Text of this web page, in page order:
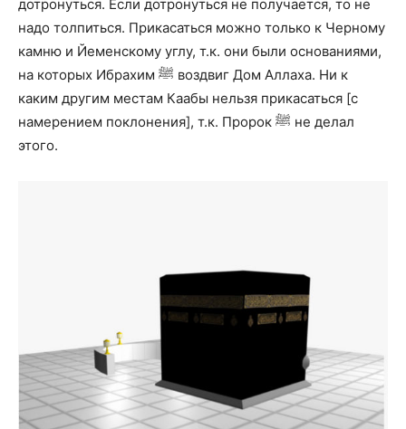
дотронуться. Если дотронуться не получается, то не
надо толпиться. Прикасаться можно только к Черному
камню и Йеменскому углу, т.к. они были основаниями,
на которых Ибрахим ﷺ воздвиг Дом Аллаха. Ни к
каким другим местам Каабы нельзя прикасаться [с
намерением поклонения], т.к. Пророк ﷺ не делал
этого.